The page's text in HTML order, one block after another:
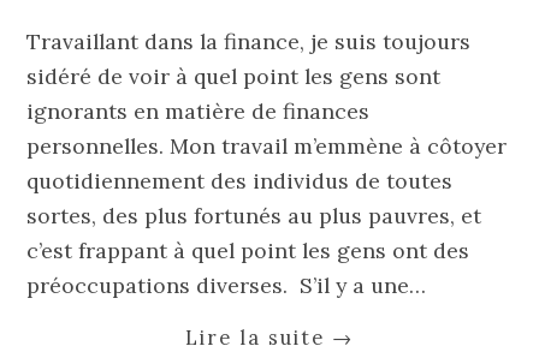
Travaillant dans la finance, je suis toujours
sidéré de voir à quel point les gens sont
ignorants en matière de finances
personnelles. Mon travail m’emmène à côtoyer
quotidiennement des individus de toutes
sortes, des plus fortunés au plus pauvres, et
c’est frappant à quel point les gens ont des
préoccupations diverses. S’il y a une…
Lire la suite →